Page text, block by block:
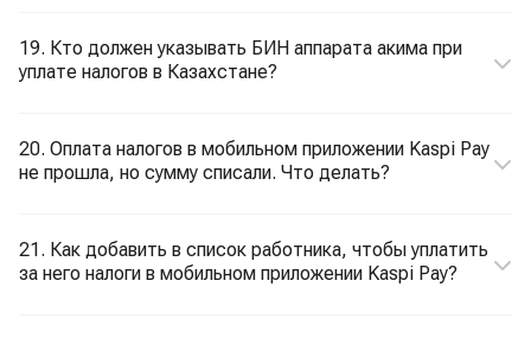
19. Кто должен указывать БИН аппарата акима при
уплате налогов в Казахстане?
20. Оплата налогов в мобильном приложении Kaspi Pay
не прошла, но сумму списали. Что делать?
21. Как добавить в список работника, чтобы уплатить
за него налоги в мобильном приложении Kaspi Pay?